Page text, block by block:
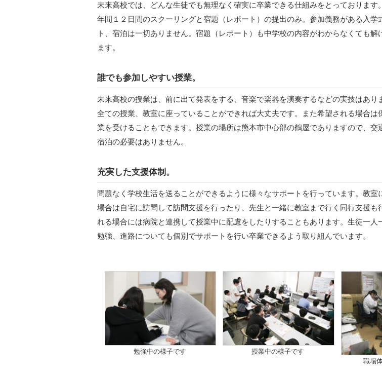
未来高校では、どんな生徒でも無理なく確実に卒業できる仕組みをとっております
年間１２日間のスクーリングと宿題（レポート）の提出のみ。参加義務がある入学
ト、宿泊は一切ありません。宿題（レポート）も中学校の内容がわからなくても解
ます。
誰でも参加しやすい授業。
未来高校の授業は、前に出て発表をする、音楽で楽器を演奏するなどの実技はあり
全ての授業、教室に座っていることができれば大丈夫です。また希望される場合は
業を受けることもできます。授業の場所は熊本市中心部の鶴屋でありますので、交
宿泊の必要はありません。
充実した支援体制。
問題なく学校生活を送ることができるように様々なサポートを行っています。教室
場合は自宅に訪問して訪問支援を行ったり、先生と一緒に教室まで行く同行支援も
れる場合には病院と連携して授業中に配慮をしたりすることもあります。生徒一人
勉強、進路についても個別でサポートを行い卒業できるよう取り組んでいます。
勉強中の様子です
授業中の様子です
職場